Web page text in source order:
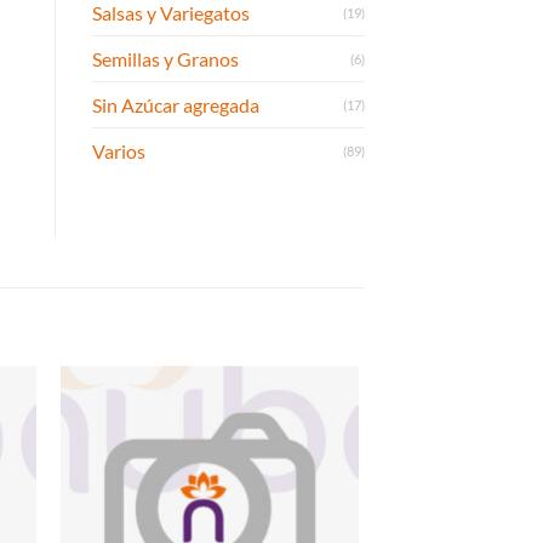
Salsas y Variegatos (19)
Semillas y Granos (6)
Sin Azúcar agregada (17)
Varios (89)